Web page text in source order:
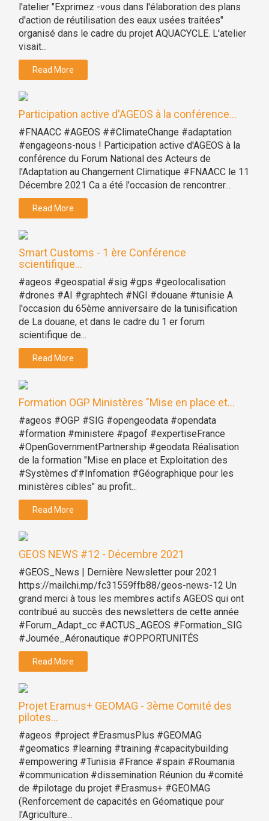
l'atelier "Exprimez -vous dans l'élaboration des plans
d'action de réutilisation des eaux usées traitées"
organisé dans le cadre du projet AQUACYCLE. L'atelier
visait...
Read More
Participation active d'AGEOS à la conférence...
#FNAACC #AGEOS ##ClimateChange #adaptation
#engageons-nous ! Participation active d'AGEOS à la
conférence du Forum National des Acteurs de
l'Adaptation au Changement Climatique #FNAACC le 11
Décembre 2021 Ca a été l'occasion de rencontrer...
Read More
Smart Customs - 1 ère Conférence
scientifique...
#ageos #geospatial #sig #gps #geolocalisation
#drones #AI #graphtech #NGI #douane #tunisie A
l'occasion du 65ème anniversaire de la tunisification
de La douane, et dans le cadre du 1 er forum
scientifique de...
Read More
Formation OGP Ministères "Mise en place et...
#ageos #OGP #SIG #opengeodata #opendata
#formation #ministere #pagof #expertiseFrance
#OpenGovernmentPartnership #geodata Réalisation
de la formation "Mise en place et Exploitation des
#Systèmes d’#Infomation #Géographique pour les
ministères cibles" au profit...
Read More
GEOS NEWS #12 - Décembre 2021
#GEOS_News | Dernière Newsletter pour 2021
https://mailchi.mp/fc31559ffb88/geos-news-12 Un
grand merci à tous les membres actifs AGEOS qui ont
contribué au succès des newsletters de cette année
#Forum_Adapt_cc #ACTUS_AGEOS #Formation_SIG
#Journée_Aéronautique #OPPORTUNITÉS
Read More
Projet Eramus+ GEOMAG - 3ème Comité des
pilotes...
#ageos #project #ErasmusPlus #GEOMAG
#geomatics #learning #training #capacitybuilding
#empowering #Tunisia #France #spain #Roumania
#communication #dissemination Réunion du #comité
de #pilotage du projet #Erasmus+ #GEOMAG
(Renforcement de capacités en Géomatique pour
l'Agriculture...